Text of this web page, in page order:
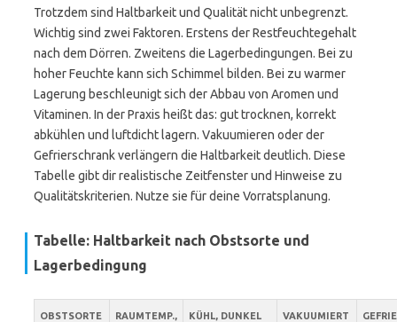
Trotzdem sind Haltbarkeit und Qualität nicht unbegrenzt.
Wichtig sind zwei Faktoren. Erstens der Restfeuchtegehalt
nach dem Dörren. Zweitens die Lagerbedingungen. Bei zu
hoher Feuchte kann sich Schimmel bilden. Bei zu warmer
Lagerung beschleunigt sich der Abbau von Aromen und
Vitaminen. In der Praxis heißt das: gut trocknen, korrekt
abkühlen und luftdicht lagern. Vakuumieren oder der
Gefrierschrank verlängern die Haltbarkeit deutlich. Diese
Tabelle gibt dir realistische Zeitfenster und Hinweise zu
Qualitätskriterien. Nutze sie für deine Vorratsplanung.
Tabelle: Haltbarkeit nach Obstsorte und
Lagerbedingung
OBSTSORTE
RAUMTEMP.,
KÜHL, DUNKEL
VAKUUMIERT